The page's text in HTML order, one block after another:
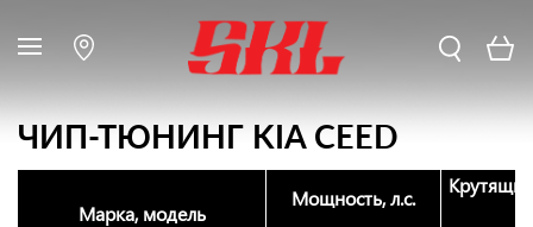
ЧИП-ТЮНИНГ KIA CEED
Марка, модель
Мощность, л.с.